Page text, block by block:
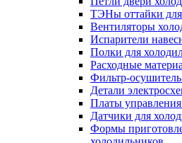
ТЭНы оттайки для
Вентиляторы
Испарители
Полки для
Расходные
Фильтр-
Детали
Платы
Датчики для
Формы